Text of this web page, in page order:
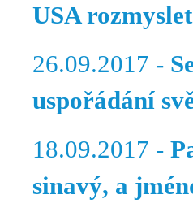
USA
26.09.2017 -
uspořádání
18.09.2017 -
sinavý, a